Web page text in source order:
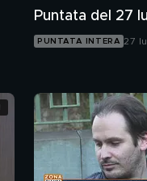
Puntata del 27
PUNTATA INTERA 27